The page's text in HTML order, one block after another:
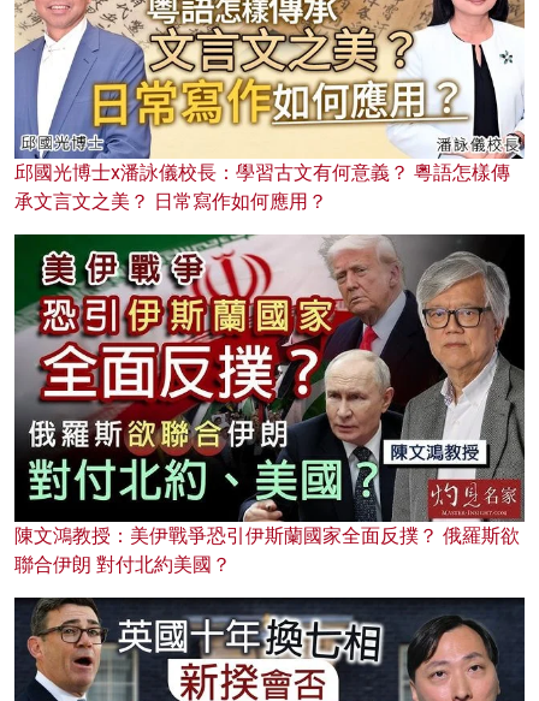
邱國光博士x潘詠儀校長：學習古文有何意義？ 粵語怎樣傳
承文言文之美？ 日常寫作如何應用？
陳文鴻教授：美伊戰爭恐引伊斯蘭國家全面反撲？ 俄羅斯欲
聯合伊朗 對付北約美國？